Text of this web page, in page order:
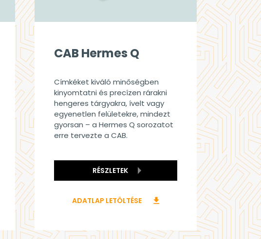
CAB Hermes Q
Címkéket kiváló minőségben
kinyomtatni és precízen rárakni
hengeres tárgyakra, ívelt vagy
egyenetlen felületekre, mindezt
gyorsan – a Hermes Q sorozatot
erre tervezte a CAB.
RÉSZLETEK
ADATLAP LETÖLTÉSE download